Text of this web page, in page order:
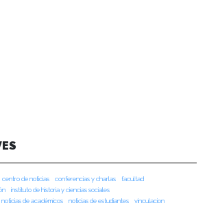
centro de noticias conferencias y charlas
facultad
instituto de historia y ciencias sociales
noticias de académicos noticias de estudiantes
vinculacion